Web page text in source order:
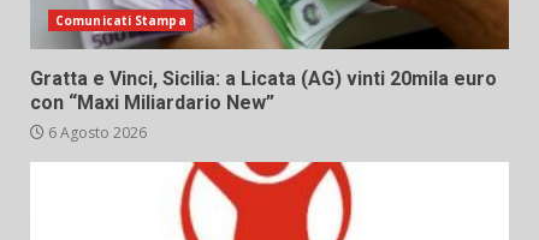
Comunicati Stampa
Gratta e Vinci, Sicilia: a Licata (AG) vinti 20mila euro
con “Maxi Miliardario New”
6 Agosto 2026